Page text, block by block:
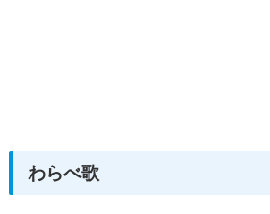
わらべ歌